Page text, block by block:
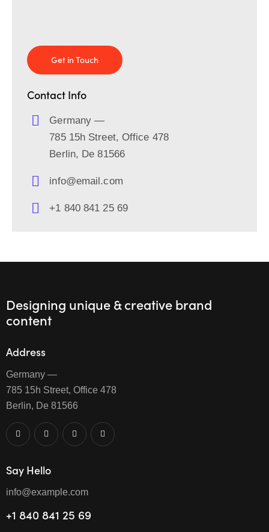
Contact Info
Germany —
785 15h Street, Office 478
Berlin, De 81566
info@email.com
+1 840 841 25 69
Designing unique & creative brand
content
Address
Germany —
785 15h Street, Office 478
Berlin, De 81566
Say Hello
info@example.com
+1 840 841 25 69